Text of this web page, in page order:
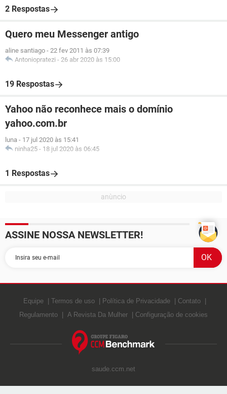
2 Respostas
Quero meu Messenger antigo
aline santiago - 22 fev 2011 às 07:39
Antoniopratezi - 26 abr 2020 às 15:00
19 Respostas
Yahoo não reconhece mais o domínio
yahoo.com.br
luna - 17 jul 2020 às 15:41
ninha25 - 18 jul 2020 às 06:45
1 Respostas
ASSINE NOSSA NEWSLETTER!
Equipe Termos de uso Política de Privacidade
Contato
Regulamento
A Revista Da Mulher Configuração de cookies
saude.ccm.net